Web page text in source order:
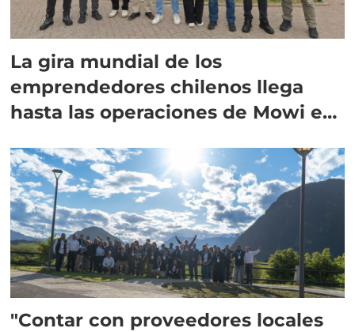
La gira mundial de los
emprendedores chilenos llega
hasta las operaciones de Mowi en
"Contar con proveedores locales